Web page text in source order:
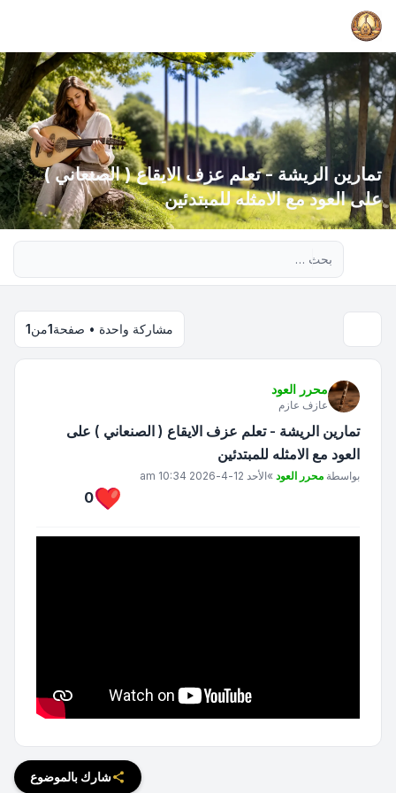
تمارين الريشة - تعلم عزف الايقاع ( الصنعاني )
على العود مع الامثله للمبتدئين
مشاركة واحدة • صفحة1من1
محرر العود
عازف عازم
تمارين الريشة - تعلم عزف الايقاع ( الصنعاني ) على
العود مع الامثله للمبتدئين
مشاركة
بواسطة محرر العود »الأحد 12-4-2026 10:34 am
0
شارك بالموضوع